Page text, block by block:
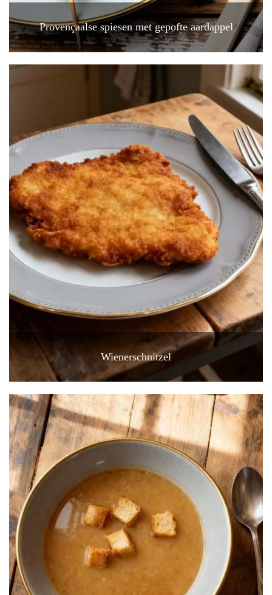
Provençaalse spiesen met gepofte aardappel
Wienerschnitzel